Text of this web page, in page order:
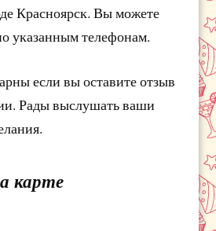
Красноярск. Вы можете
указанным телефонам.
если вы оставите отзыв
Рады выслушать ваши
карте